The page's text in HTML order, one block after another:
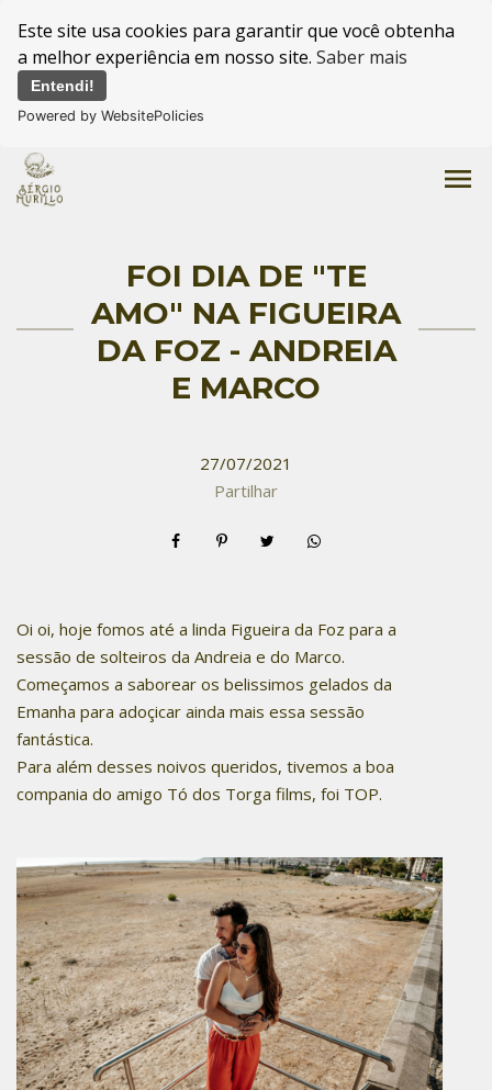
Este site usa cookies para garantir que você obtenha
a melhor experiência em nosso site. Saber mais
Entendi!
Powered by WebsitePolicies
menu
FOI DIA DE "TE
AMO" NA FIGUEIRA
DA FOZ - ANDREIA
E MARCO
27/07/2021
Partilhar
Oi oi, hoje fomos até a linda Figueira da Foz para a
sessão de solteiros da Andreia e do Marco.
Começamos a saborear os belissimos gelados da
Emanha para adoçicar ainda mais essa sessão
fantástica.
Para além desses noivos queridos, tivemos a boa
compania do amigo Tó dos Torga films, foi TOP.